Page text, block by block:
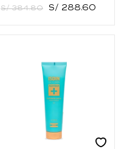
S/384.80 S/ 288.60